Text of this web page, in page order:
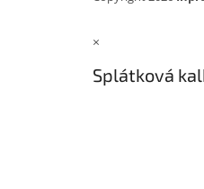
×
Splátková